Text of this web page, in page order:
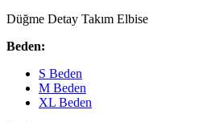
Düğme Detay Takım Elbise
Beden:
S Beden
M Beden
XL Beden